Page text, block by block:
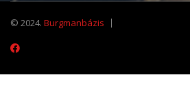
© 2024. Burgmanbázis